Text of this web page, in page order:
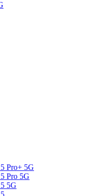
Pro+ 5G
Pro 5G
5G